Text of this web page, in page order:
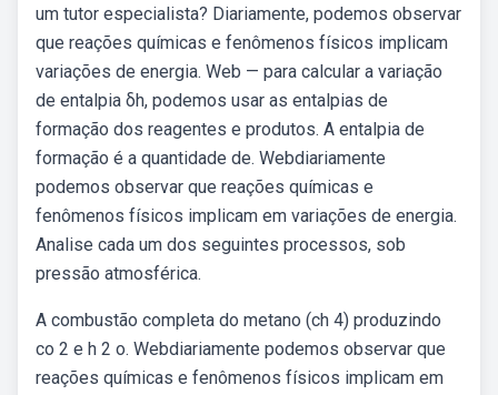
um tutor especialista? Diariamente, podemos observar
que reações químicas e fenômenos físicos implicam
variações de energia. Web — para calcular a variação
de entalpia δh, podemos usar as entalpias de
formação dos reagentes e produtos. A entalpia de
formação é a quantidade de. Webdiariamente
podemos observar que reações químicas e
fenômenos físicos implicam em variações de energia.
Analise cada um dos seguintes processos, sob
pressão atmosférica.
A combustão completa do metano (ch 4) produzindo
co 2 e h 2 o. Webdiariamente podemos observar que
reações químicas e fenômenos físicos implicam em